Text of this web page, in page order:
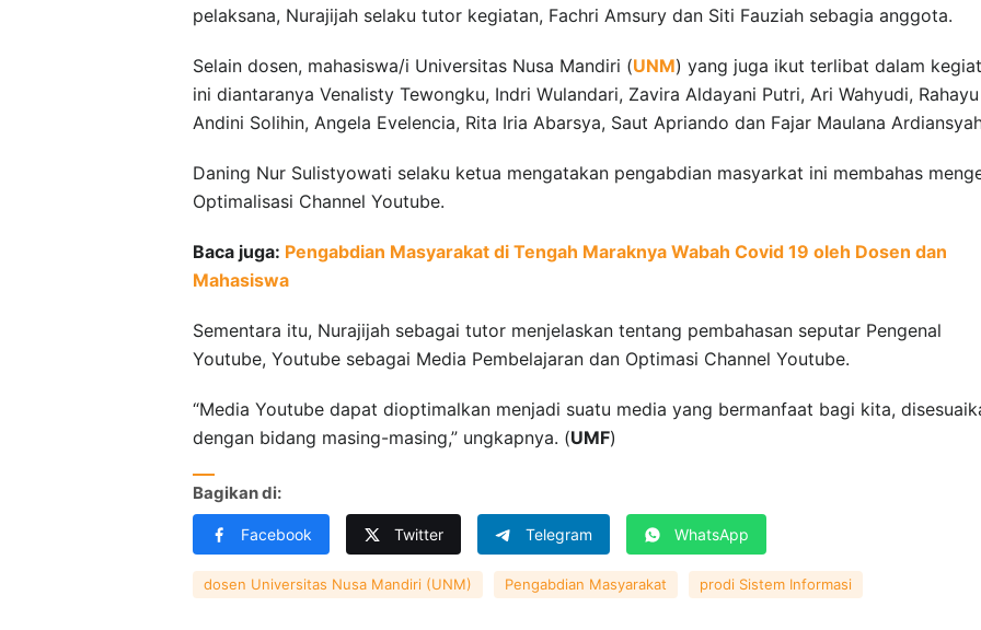
pelaksana, Nurajijah selaku tutor kegiatan, Fachri Amsury dan Siti Fauziah sebagia anggota.
Selain dosen, mahasiswa/i Universitas Nusa Mandiri (UNM) yang juga ikut terlibat dalam
ini diantaranya Venalisty Tewongku, Indri Wulandari, Zavira Aldayani Putri, Ari Wahyudi, Rahayu
Andini Solihin, Angela Evelencia, Rita Iria Abarsya, Saut Apriando dan Fajar Maulana
Daning Nur Sulistyowati selaku ketua mengatakan pengabdian masyarkat ini membahas
Optimalisasi Channel Youtube.
Baca juga: Pengabdian Masyarakat di Tengah Maraknya Wabah Covid 19 oleh Dosen dan
Mahasiswa
Sementara itu, Nurajijah sebagai tutor menjelaskan tentang pembahasan seputar Pengenal
Youtube, Youtube sebagai Media Pembelajaran dan Optimasi Channel Youtube.
“Media Youtube dapat dioptimalkan menjadi suatu media yang bermanfaat bagi kita,
dengan bidang masing-masing,” ungkapnya. (UMF)
Bagikan di:
Facebook Twitter Telegram WhatsApp
dosen Universitas Nusa Mandiri (UNM) Pengabdian Masyarakat prodi Sistem Informasi